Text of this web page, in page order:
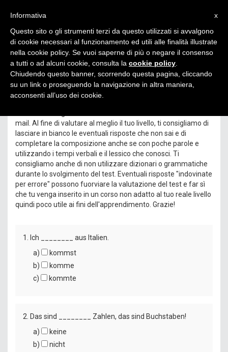
Test di tedesco
mail. Al fine di valutare al meglio il tuo livello, ti consigliamo di
lasciare in bianco le eventuali risposte che non sai e di
completare la composizione anche se con poche parole e
utilizzando i tempi verbali e il lessico che conosci. Ti
consigliamo anche di non utilizzare dizionari o grammatiche
durante lo svolgimento del test. Eventuali risposte "indovinate
per errore" possono fuorviare la valutazione del test e far sì
che tu venga inserito in un corso non adatto al tuo reale livello
quindi poco utile ai fini dell'apprendimento. Grazie!
1. Ich ________ aus Italien.
a)
kommst
b)
komme
c)
kommte
2. Das sind ________ Zahlen, das sind Buchstaben!
a)
keine
b)
nicht
x
Informativa
Questo sito o gli strumenti terzi da questo utilizzati si avvalgono
di cookie necessari al funzionamento ed utili alle finalità illustrate
nella cookie policy. Se vuoi saperne di più o negare il consenso
a tutti o ad alcuni cookie, consulta la cookie policy
Chiudendo questo banner, scorrendo questa pagina, cliccando
su un link o proseguendo la navigazione in altra maniera,
acconsenti all’uso dei cookie.